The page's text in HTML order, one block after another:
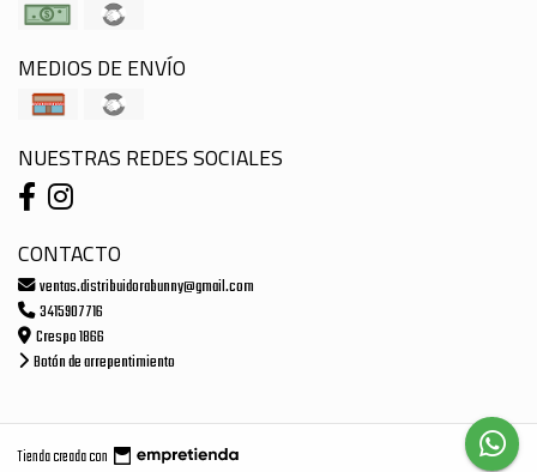
MEDIOS DE ENVÍO
NUESTRAS REDES SOCIALES
CONTACTO
ventas.distribuidorabunny@gmail.com
3415907716
Crespo 1866
Botón de arrepentimiento
Tienda creada con